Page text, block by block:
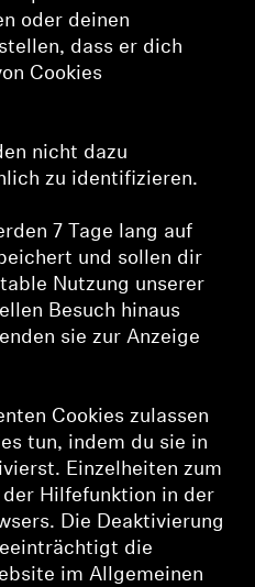
oder deinen
dass er dich
Cookies
nicht dazu
zu identifizieren.
7 Tage lang auf
und sollen dir
Nutzung unserer
Besuch hinaus
sie zur Anzeige
Cookies zulassen
tun, indem du sie in
Einzelheiten zum
Hilfefunktion in der
Die Deaktivierung
die
im Allgemeinen